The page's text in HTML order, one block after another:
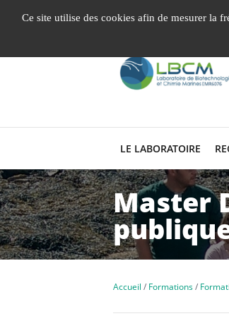
LE LABORATOIRE
Master
Accueil Formations
Ce site utilise des cookies afin de mesurer la